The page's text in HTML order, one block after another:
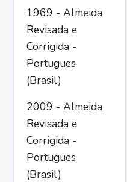
1969 - Almeida
Revisada e
Corrigida -
Portugues
(Brasil)
2009 - Almeida
Revisada e
Corrigida -
Portugues
(Brasil)